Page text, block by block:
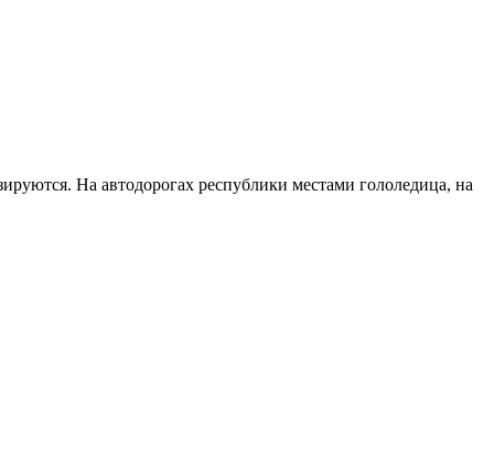
На автодорогах республики местами гололедица, на